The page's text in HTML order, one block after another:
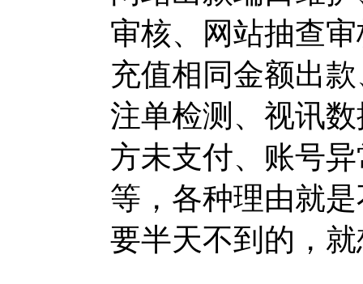
审核、网站抽查
充值相同金额出
注单检测、视讯
方未支付、账号
等，各种理由就
要半天不到的，